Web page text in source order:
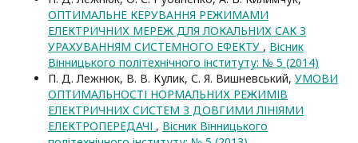
ОПТИМАЛЬНЕ КЕРУВАННЯ РЕЖИМАМИ
ЕЛЕКТРИЧНИХ МЕРЕЖ ДЛЯ ЛОКАЛЬНИХ САК З
УРАХУВАННЯМ СИСТЕМНОГО ЕФЕКТУ , Вісник
Вінницького політехнічного інституту: № 5 (2014)
П. Д. Лежнюк, В. В. Кулик, С. Я. Вишневський, УМОВИ
ОПТИМАЛЬНОСТІ НОРМАЛЬНИХ РЕЖИМІВ
ЕЛЕКТРИЧНИХ СИСТЕМ З ДОВГИМИ ЛІНІЯМИ
ЕЛЕКТРОПЕРЕДАЧІ , Вісник Вінницького